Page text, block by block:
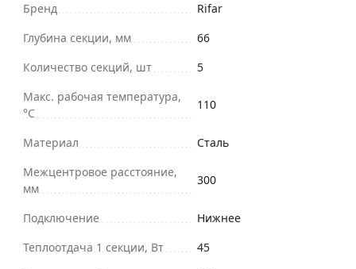
Бренд
Rifar
Глубина секции, мм
66
Количество секций, шт
5
Макс. рабочая температура,
°С
110
Материал
Сталь
Межцентровое расстояние,
мм
300
Подключение
Нижнее
Теплоотдача 1 секции, Вт
45